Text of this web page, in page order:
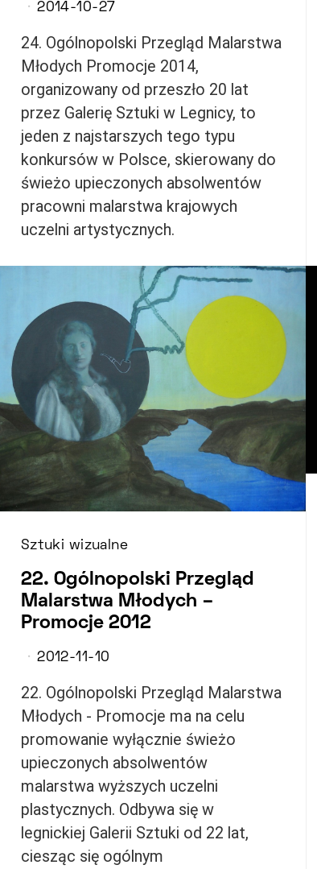
2014-10-27
24. Ogólnopolski Przegląd Malarstwa
Młodych Promocje 2014,
organizowany od przeszło 20 lat
przez Galerię Sztuki w Legnicy, to
jeden z najstarszych tego typu
konkursów w Polsce, skierowany do
świeżo upieczonych absolwentów
pracowni malarstwa krajowych
uczelni artystycznych.
Sztuki wizualne
22. Ogólnopolski Przegląd
Malarstwa Młodych –
Promocje 2012
2012-11-10
22. Ogólnopolski Przegląd Malarstwa
Młodych - Promocje ma na celu
promowanie wyłącznie świeżo
upieczonych absolwentów
malarstwa wyższych uczelni
plastycznych. Odbywa się w
legnickiej Galerii Sztuki od 22 lat,
ciesząc się ogólnym